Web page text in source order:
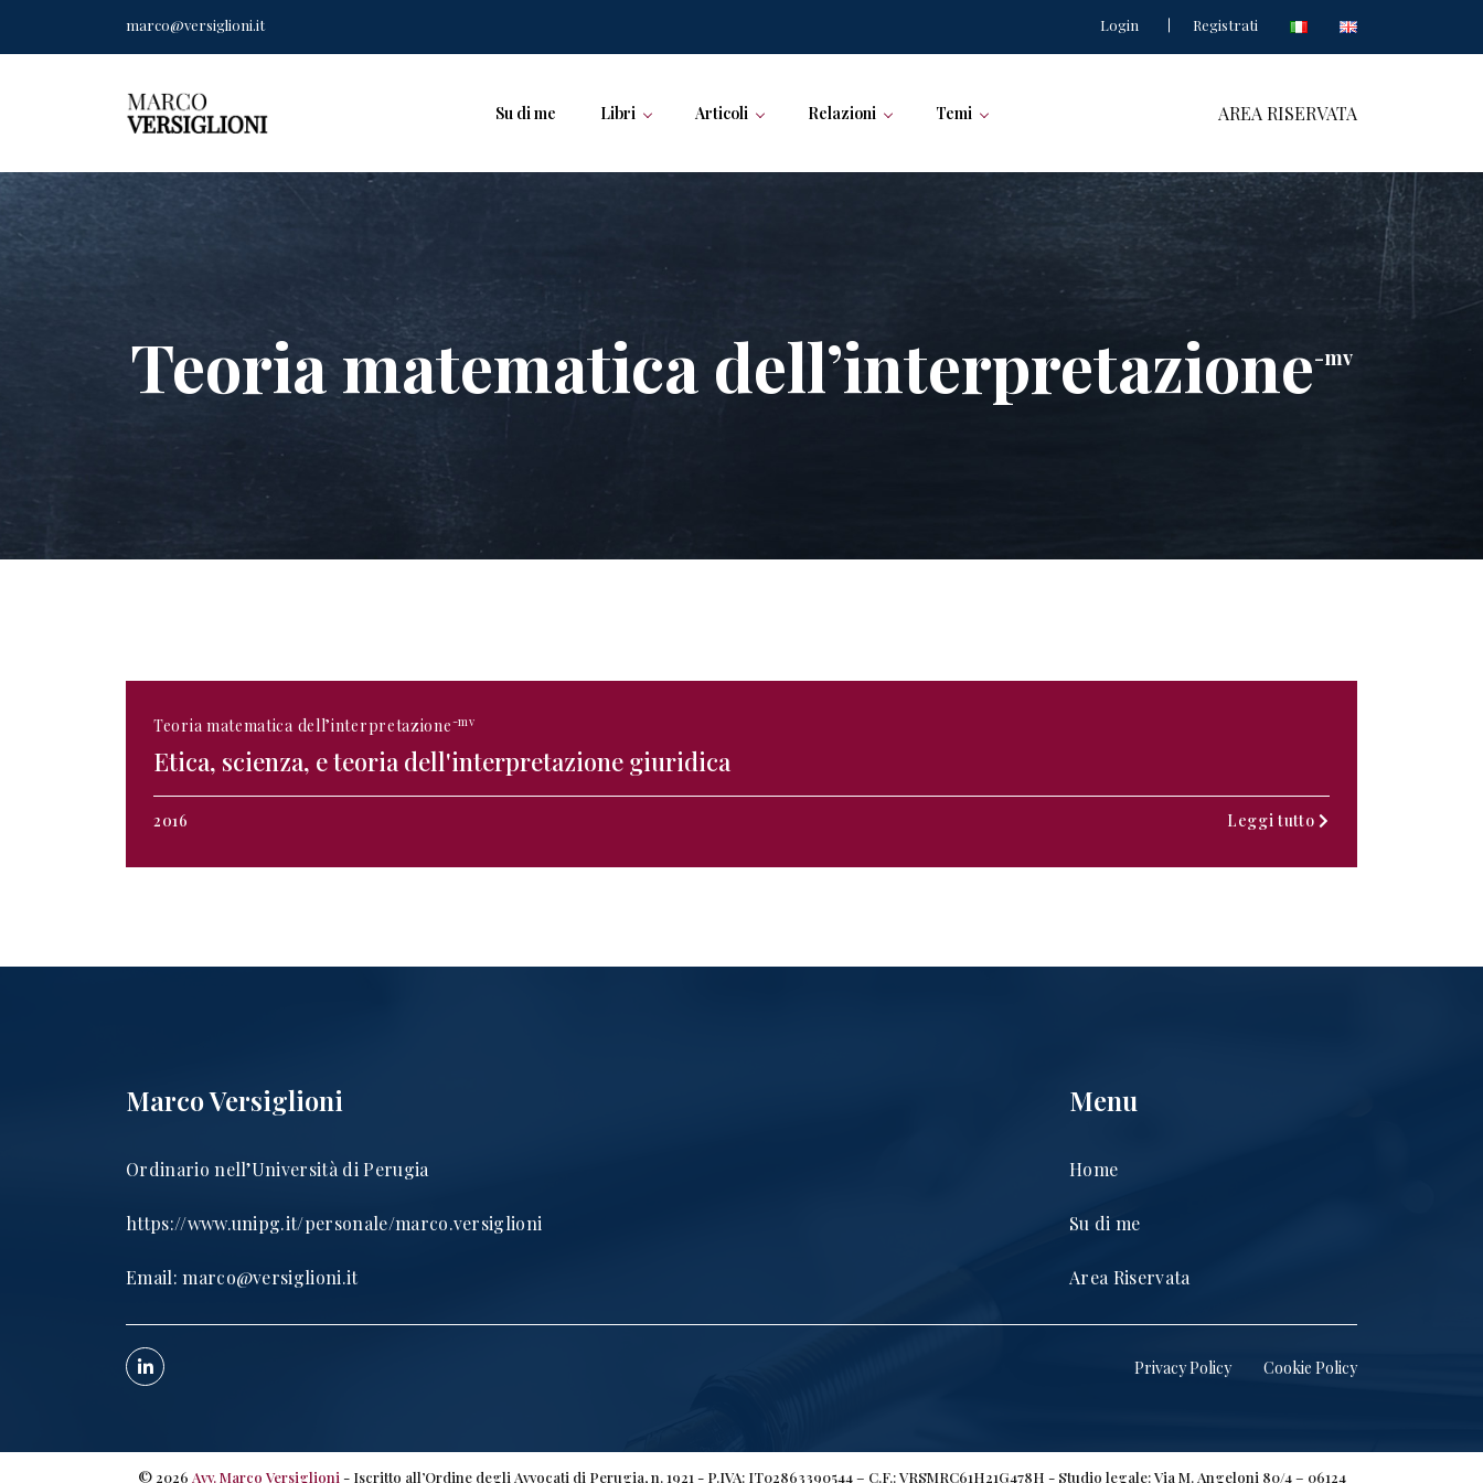
marco@versiglioni.it Login Registrati
Su di me Libri Articoli Relazioni Temi AREA RISERVATA
Teoria matematica dell’interpretazione-mv
Teoria matematica dell’interpretazione-mv
Etica, scienza, e teoria dell'interpretazione giuridica
2016 Leggi tutto
Marco Versiglioni
Ordinario nell’Università di Perugia
https://www.unipg.it/personale/marco.versiglioni
Email:marco@versiglioni.it
Menu
Home
Su di me
Area Riservata
Privacy Policy Cookie Policy
© 2026 Avv. Marco Versiglioni - Iscritto all’Ordine degli Avvocati di Perugia, n. 1921 - P.IVA: IT02863390544 – C.F.: VRSMRC61H21G478H - Studio legale: Via M. Angeloni 80/4 – 06124